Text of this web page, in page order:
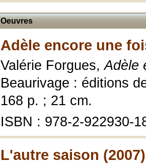
Oeuvres
Adèle encore une
Valérie Forgues,Adèle
Beaurivage : éditions
168 p. ; 21 cm.
ISBN : 978-2-922930-
L'autre saison (2007)